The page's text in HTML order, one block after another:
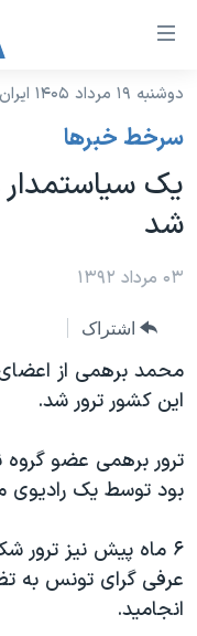
لینکهای
دسترسی
جهش
محتوای
اصلی
به
اصلی
جهش
به
نسخه سبک وب‌سایت
موضوع ها
ایران
آمریکا
جهان
گزیده‌ها
ویدیوها
حقوق شهروندی
اقتصادی
برنامه های تلویزیونی
جدول برنامه ها
صفحه‌های ویژه
عملیات خشم حماسی
بایگانی برنامه‌های
انتخابات ریاست جمهوری
حمله جمهوری اسلامی به
فرکانس‌های صدای
پخش رادیویی
یادگیری زبان انگلیسی
دوشنبه ۱۹ مرداد ۱۴۰۵ ایران ۱۰:۵۹
سرخط خبرها
یک سیاستمدار
شد
۰۳ مرداد ۱۳۹۲
اشتراک
محمد برهمی از
این کشور ترور شد.
ترور برهمی عضو گروه
بود توسط یک رادیوی
۶ ماه پیش نیز ترور
عرفی گرای تونس به
انجامید.